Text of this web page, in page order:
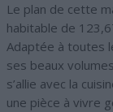
Le plan de cette
habitable de
Adaptée à toutes
ses beaux
s’allie avec la
une pièce à vivre